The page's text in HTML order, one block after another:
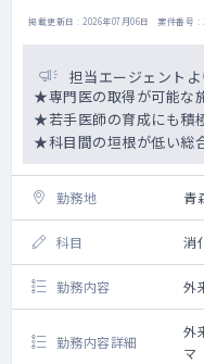
掲載更新日 : 2026年07月06日 案件番号 :
担当エージェントよ
★専門医の取得が可能な
★若手医師の育成にも積
★科目間の垣根が低い総
勤務地 青
科目 消
勤務内容 外
勤務内容詳細
外
マ